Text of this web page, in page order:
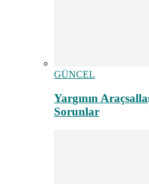
GÜNCEL
Yargının
Sorunlar